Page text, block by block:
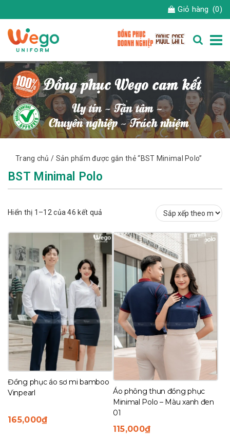
Giỏ hàng (0)
Trang chủ / Sản phẩm được gắn thẻ “BST Minimal Polo”
BST Minimal Polo
Hiển thị 1–12 của 46 kết quả
xếp
theo
nhất
Đồng phục áo sơ mi bamboo
Vinpearl
165,000₫
Áo phông thun đồng phục
Minimal Polo – Màu xanh đen
01
115,000₫